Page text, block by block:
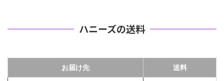
ハニーズの送料
お届け先 送料